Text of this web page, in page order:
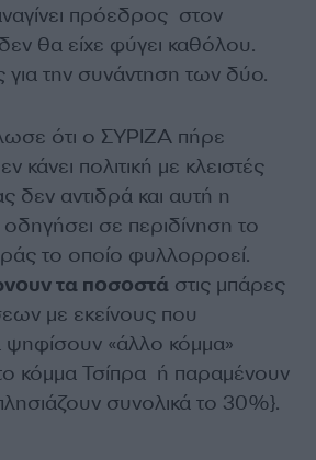
πρόεδρος στον
θα είχε φύγει καθόλου.
για την συνάντηση των δύο.
ότι ο ΣΥΡΙΖΑ πήρε
κάνει πολιτική με κλειστές
δεν αντιδρά και αυτή η
οδηγήσει σε περιδίνηση το
το οποίο φυλλορροεί.
τα ποσοστά στις μπάρες
με εκείνους που
«άλλο κόμμα»
κόμμα Τσίπρα ή παραμένουν
συνολικά το 30%}.